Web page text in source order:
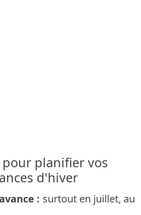
pour planifier vos
d'hiver
: surtout en juillet, au